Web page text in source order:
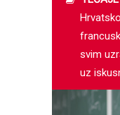
svim
uz